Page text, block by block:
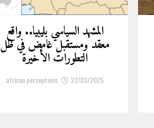
المشهد السياسي بليبيا.. واقع
معقد ومستقبل غامض في ظل
التطورات الأخيرة
african perceptions 22/03/2025